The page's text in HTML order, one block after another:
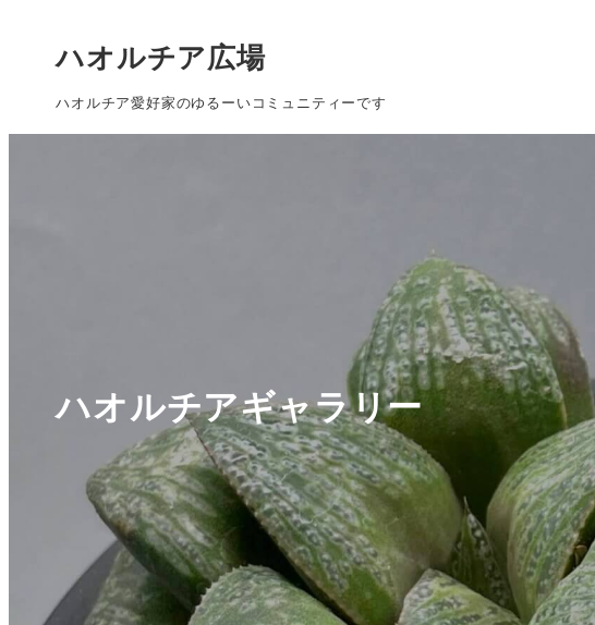
ハオルチア広場
ハオルチア愛好家のゆるーいコミュニティーです
ハオルチアギャラリー